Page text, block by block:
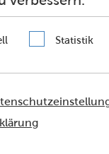
AM MAIN
Angelegenheiten